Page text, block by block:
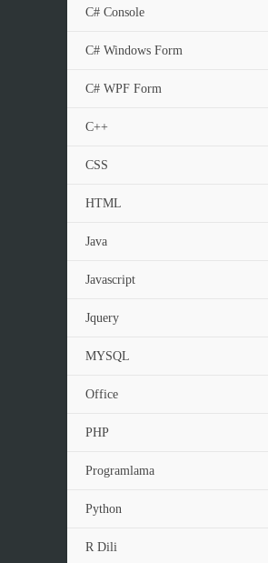
C# Console
C# Windows Form
C# WPF Form
C++
CSS
HTML
Java
Javascript
Jquery
MYSQL
Office
PHP
Programlama
Python
R Dili